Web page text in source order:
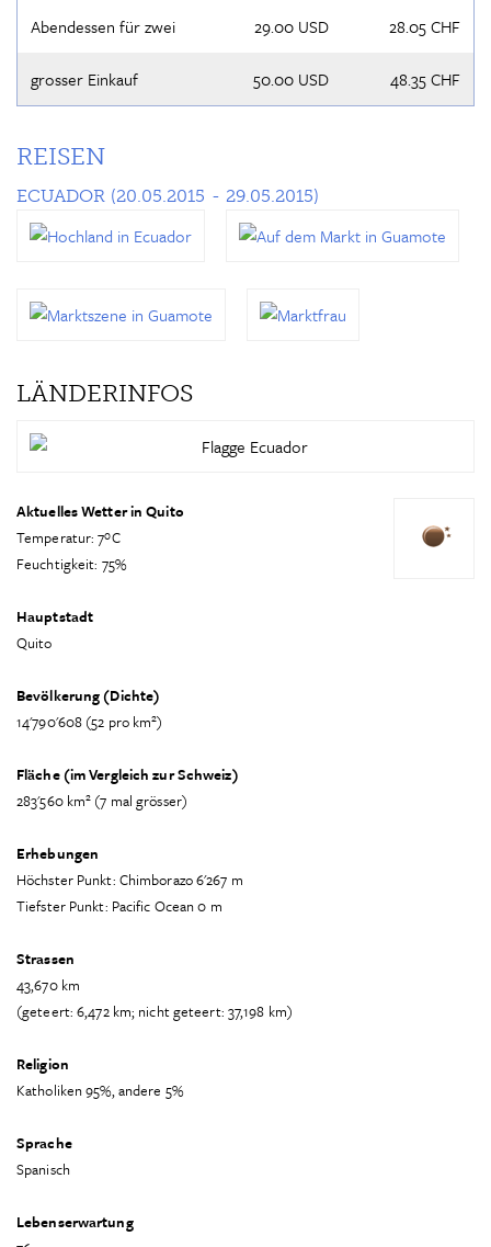
Abendessen für zwei 29.00 USD 28.05 CHF
grosser Einkauf 50.00 USD 48.35 CHF
REISEN
ECUADOR (20.05.2015 - 29.05.2015)
LÄNDERINFOS
Aktuelles Wetter in Quito
Temperatur: 7ºC
Feuchtigkeit: 75%
Hauptstadt
Quito
Bevölkerung (Dichte)
14'790'608 (52 pro km2)
Fläche (im Vergleich zur Schweiz)
283'560 km2 (7 mal grösser)
Erhebungen
Höchster Punkt: Chimborazo 6'267 m
Tiefster Punkt: Pacific Ocean 0 m
Strassen
43,670 km
(geteert: 6,472 km; nicht geteert: 37,198 km)
Religion
Katholiken 95%, andere 5%
Sprache
Spanisch
Lebenserwartung